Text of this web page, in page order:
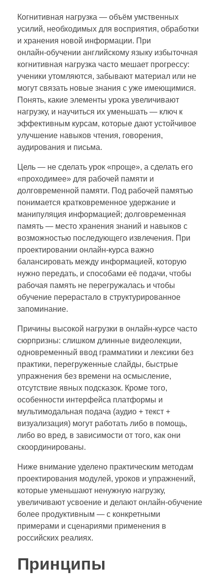
Когнитивная нагрузка — объём умственных
усилий, необходимых для восприятия, обработки
и хранения новой информации. При
онлайн‑обучении английскому языку избыточная
когнитивная нагрузка часто мешает прогрессу:
ученики утомляются, забывают материал или не
могут связать новые знания с уже имеющимися.
Понять, какие элементы урока увеличивают
нагрузку, и научиться их уменьшать — ключ к
эффективным курсам, которые дают устойчивое
улучшение навыков чтения, говорения,
аудирования и письма.
Цель — не сделать урок «проще», а сделать его
«проходимее» для рабочей памяти и
долговременной памяти. Под рабочей памятью
понимается кратковременное удержание и
манипуляция информацией; долговременная
память — место хранения знаний и навыков с
возможностью последующего извлечения. При
проектировании онлайн‑курса важно
балансировать между информацией, которую
нужно передать, и способами её подачи, чтобы
рабочая память не перегружалась и чтобы
обучение перерастало в структурированное
запоминание.
Причины высокой нагрузки в онлайн‑курсе часто
сюрпризны: слишком длинные видеолекции,
одновременный ввод грамматики и лексики без
практики, перегруженные слайды, быстрые
упражнения без времени на осмысление,
отсутствие явных подсказок. Кроме того,
особенности интерфейса платформы и
мультимодальная подача (аудио + текст +
визуализация) могут работать либо в помощь,
либо во вред, в зависимости от того, как они
скоординированы.
Ниже внимание уделено практическим методам
проектирования модулей, уроков и упражнений,
которые уменьшают ненужную нагрузку,
увеличивают усвоение и делают онлайн‑обучение
более продуктивным — с конкретными
примерами и сценариями применения в
российских реалиях.
Принципы